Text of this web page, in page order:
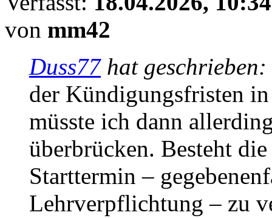
von mm42
Duss77hat geschrieben:
der Kündigungsfristen
müsste ich dann
überbrücken. Besteht
Starttermin –
Lehrverpflichtung – zu